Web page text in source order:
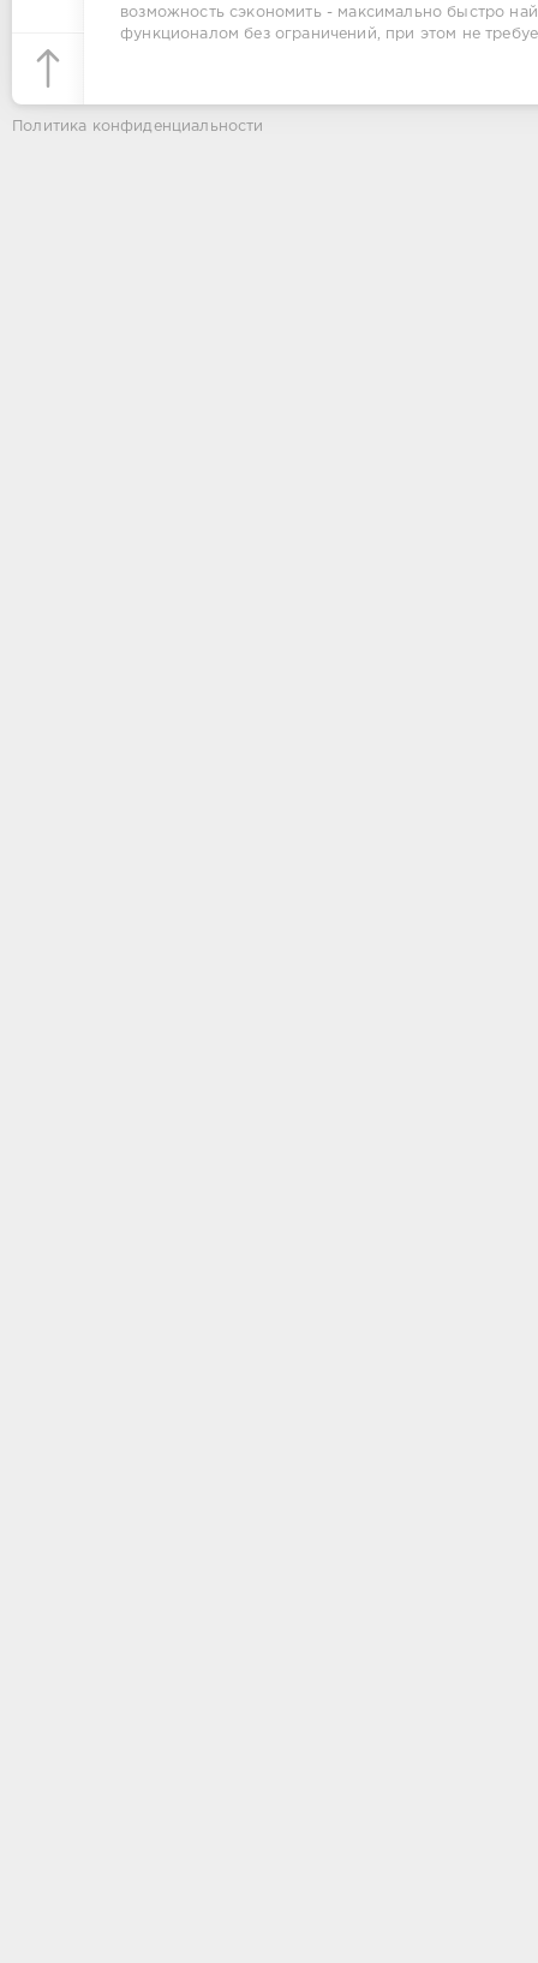
возможность сэкономить - максимально быстро
функционалом без ограничений, при этом не
Политика конфиденциальности